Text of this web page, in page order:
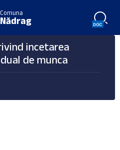
Comuna
Nădrag
incetarea
de munca